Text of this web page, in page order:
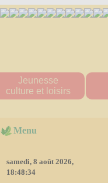
Jeunesse
culture et loisirs
Stade multisports
Cantine Scolaire
Centre d'accueil
Menu
samedi, 8 août 2026,
18:48:34